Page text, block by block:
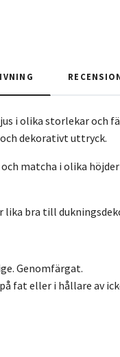
i olika storlekar och
dekorativt uttryck.
matcha i olika
lika bra till
Genomfärgat.
fat eller i hållare av